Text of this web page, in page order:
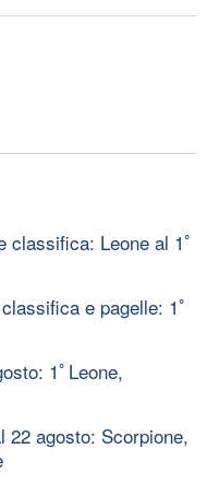
classifica: Leone al 1ﾟ
e pagelle: 1ﾟ
1ﾟLeone,
22 agosto: Scorpione,